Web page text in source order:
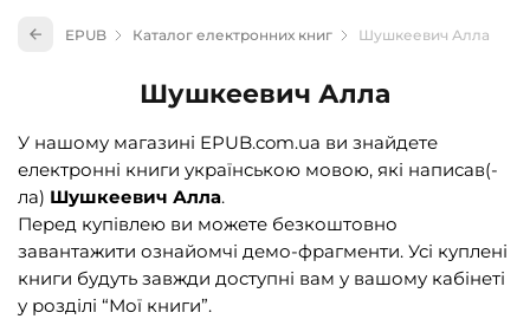
Книги для дітей (836)
Книги для підлітків (240)
Навчальна література та посібники (527)
Енциклопедії, довідники, словники (55)
Подарункові сертифікати (1)
EPUB Каталог електронних книг Шушкеевич Алла
Шушкеевич Алла
У нашому магазині EPUB.com.ua ви знайдете
електронні книги українською мовою, які написав(-
ла) Шушкеевич Алла.
Перед купівлею ви можете безкоштовно
завантажити ознайомчі демо-фрагменти. Усі куплені
книги будуть завжди доступні вам у вашому кабінеті
у розділі “Мої книги”.